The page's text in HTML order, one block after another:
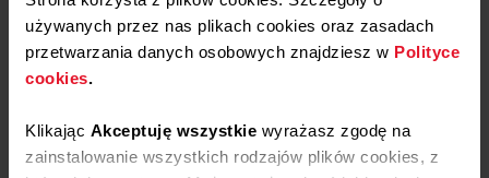
używanych przez nas plikach cookies oraz zasadach
przetwarzania danych osobowych znajdziesz w Polityce
cookies.
Klikając Akceptuję wszystkie wyrażasz zgodę na
zainstalowanie wszystkich rodzajów plików cookies, z
Dodaj opinię
Jak zbieramy opinie?
Opinie klientów